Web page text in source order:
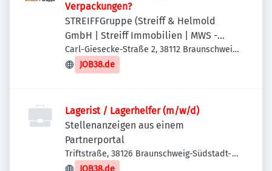
Verpackungen?
STREIFFGruppe (Streiff & Helmold
GmbH | Streiff Immobilien | MWS -
Mechanische Werkstatt Streiff GmbH &
Co. KG)
Carl-Giesecke-Straße 2, 38112 Braunschweig,
Deutschland
JOB38.de
Lagerist / Lagerhelfer (m/w/d)
Stellenanzeigen aus einem
Partnerportal
Triftstraße, 38126 Braunschweig-Südstadt-
Rautheim-Mascherode, Deutschland
JOB38.de